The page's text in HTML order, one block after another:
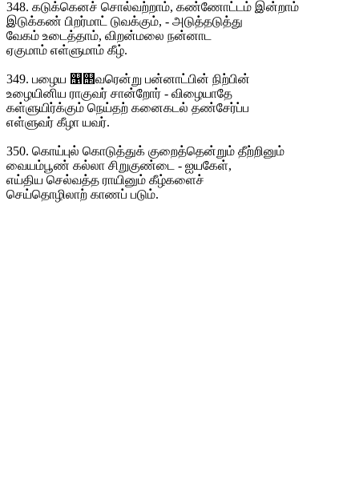
348. கடுக்கெனச் சொல்வற்றாம், கண்ணோட்டம் இன்றாம்
இடுக்கண் பிறர்மாட் டுவக்கும், - அடுத்தடுத்து
வேகம் உடைத்தாம், விறன்மலை நன்னாட
ஏகுமாம் எள்ளுமாம் கீழ்.
349. பழைய ஡஢வரென்று பன்னாட்பின் நிற்பின்
உழையினிய ராகுவர் சான்றோர் - விழையாதே
கள்ளுயிர்க்கும் நெய்தற் கனைகடல் தண்சேர்ப்ப
எள்ளுவர் கீழா யவர்.
350. கொய்புல் கொடுத்துக் குறைத்தென்றும் தீற்றினும்
வையம்பூண் கல்லா சிறுகுண்டை - ஐயகேள்,
எய்திய செல்வத்த ராயினும் கீழ்களைச்
செய்தொழிலாற் காணப் படும்.